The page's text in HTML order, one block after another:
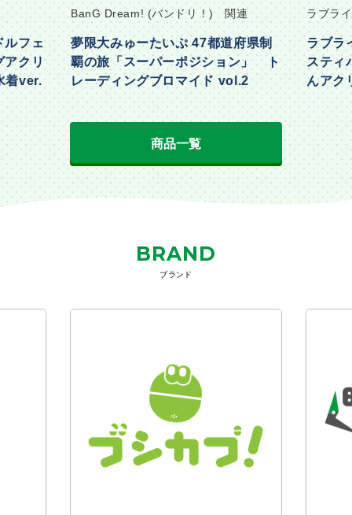
ルフェ
アクリ
着ver.
BanG Dream! (バンドリ！) 関連
夢限大みゅーたいぷ 47都道府県制
覇の旅「スーパーポジション」 ト
レーディングブロマイド vol.2
ラブラ
ラブラ
スティ
んアク
商品一覧
BRAND
ブランド